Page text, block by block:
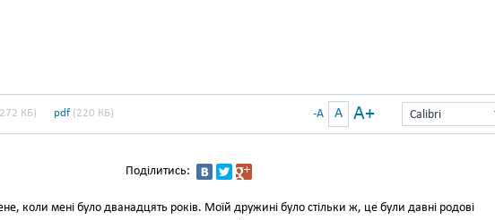
КБ) pdf (220 КБ) Calibri
-A A A+
Поділитись:
коли мені було дванадцять років. Моїй дружині було стільки ж, це були давні родові